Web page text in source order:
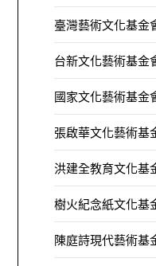
臺灣藝術文化基金
台新文化藝術基金
國家文化藝術基金
張啟華文化藝術基
洪建全教育文化基
樹火紀念紙文化基
陳庭詩現代藝術基